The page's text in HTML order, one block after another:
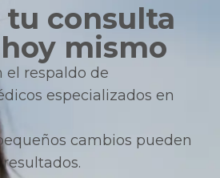
consulta
mismo
el respaldo de
especializados en
cambios pueden